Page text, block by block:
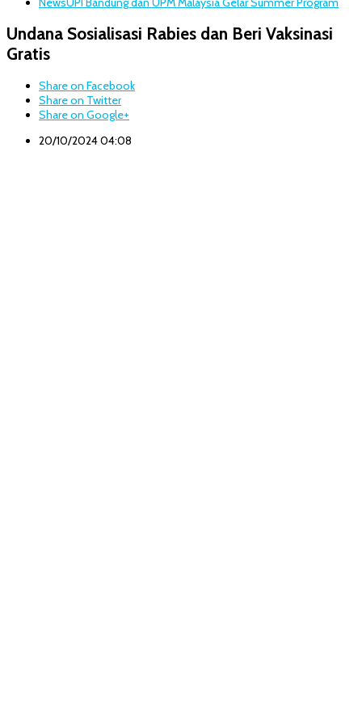
Undana Sosialisasi Rabies dan Beri Vaksinasi
Gratis
Share on Facebook
Share on Twitter
Share on Google+
20/10/2024 04:08